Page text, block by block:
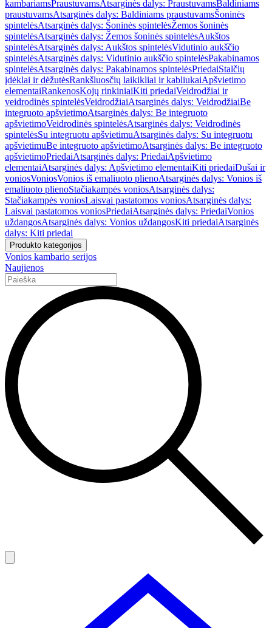
kambariamsPraustuvamsAtsarginės dalys: PraustuvamsBaldiniams
praustuvamsAtsarginės dalys: Baldiniams praustuvamsŠoninės
spintelėsAtsarginės dalys: Šoninės spintelėsŽemos šoninės
spintelėsAtsarginės dalys: Žemos šoninės spintelėsAukštos
spintelėsAtsarginės dalys: Aukštos spintelėsVidutinio aukščio
spintelėsAtsarginės dalys: Vidutinio aukščio spintelėsPakabinamos
spintelėsAtsarginės dalys: Pakabinamos spintelėsPriedaiStalčių
įdėklai ir dėžutėsRankšluosčių laikikliai ir kabliukaiApšvietimo
elementaiRankenosKojų rinkiniaiKiti priedaiVeidrodžiai ir
veidrodinės spintelėsVeidrodžiaiAtsarginės dalys: VeidrodžiaiBe
integruoto apšvietimoAtsarginės dalys: Be integruoto
apšvietimoVeidrodinės spintelėsAtsarginės dalys: Veidrodinės
spintelėsSu integruotu apšvietimuAtsarginės dalys: Su integruotu
apšvietimuBe integruoto apšvietimoAtsarginės dalys: Be integruoto
apšvietimoPriedaiAtsarginės dalys: PriedaiApšvietimo
elementaiAtsarginės dalys: Apšvietimo elementaiKiti priedaiDušai ir
voniosVoniosVonios iš emaliuoto plienoAtsarginės dalys: Vonios iš
emaliuoto plienoStačiakampės voniosAtsarginės dalys:
Stačiakampės voniosLaisvai pastatomos voniosAtsarginės dalys:
Laisvai pastatomos voniosPriedaiAtsarginės dalys: PriedaiVonios
uždangosAtsarginės dalys: Vonios uždangosKiti priedaiAtsarginės
dalys: Kiti priedai
Produkto kategorijos
Vonios kambario serijos
Naujienos